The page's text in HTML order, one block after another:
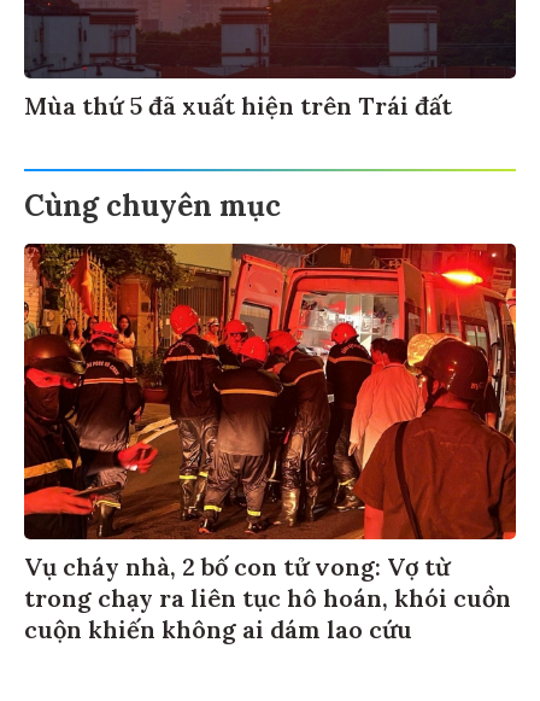
Mùa thứ 5 đã xuất hiện trên Trái đất
Cùng chuyên mục
Vụ cháy nhà, 2 bố con tử vong: Vợ từ
trong chạy ra liên tục hô hoán, khói cuồn
cuộn khiến không ai dám lao cứu